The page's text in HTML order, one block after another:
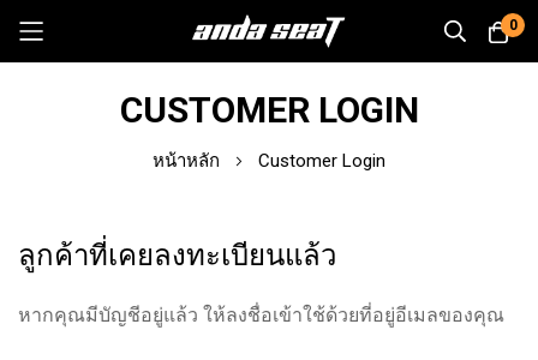
0
CUSTOMER LOGIN
หน้าหลัก Customer Login
ลูกค้าที่เคยลงทะเบียนแล้ว
หากคุณมีบัญชีอยู่แล้ว ให้ลงชื่อเข้าใช้ด้วยที่อยู่อีเมลของคุณ